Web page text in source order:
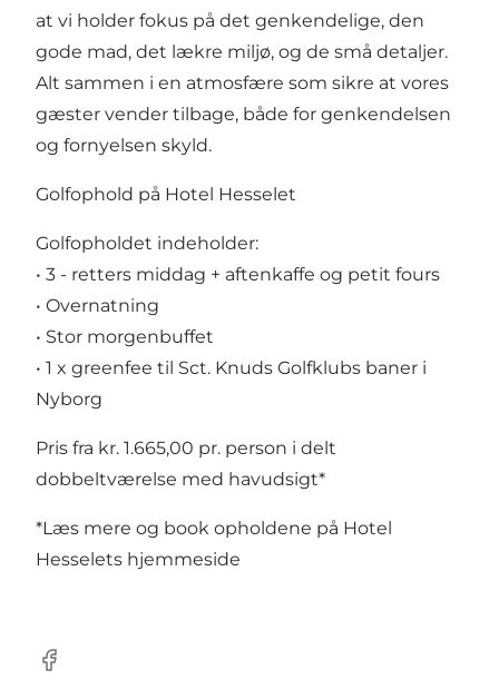
at vi holder fokus på det genkendelige, den
gode mad, det lækre miljø, og de små detaljer.
Alt sammen i en atmosfære som sikre at vores
gæster vender tilbage, både for genkendelsen
og fornyelsen skyld.
Golfophold på Hotel Hesselet
Golfopholdet indeholder:
• 3 - retters middag + aftenkaffe og petit fours
• Overnatning
• Stor morgenbuffet
• 1 x greenfee til Sct. Knuds Golfklubs baner i
Nyborg
Pris fra kr. 1.665,00 pr. person i delt
dobbeltværelse med havudsigt*
*Læs mere og book opholdene på Hotel
Hesselets hjemmeside
Facebook